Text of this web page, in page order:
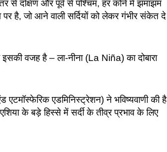
से दक्षिण और पूर्व से पश्चिम, हर कोने में झमाझम
है, जो आने वाली सर्दियों को लेकर गंभीर संकेत दे
वजह है – ला-नीना (La Niña) का दोबारा
एडमिनिस्ट्रेशन) ने भविष्यवाणी की है
के बड़े हिस्से में सर्दी के तीव्र प्रभाव के लिए